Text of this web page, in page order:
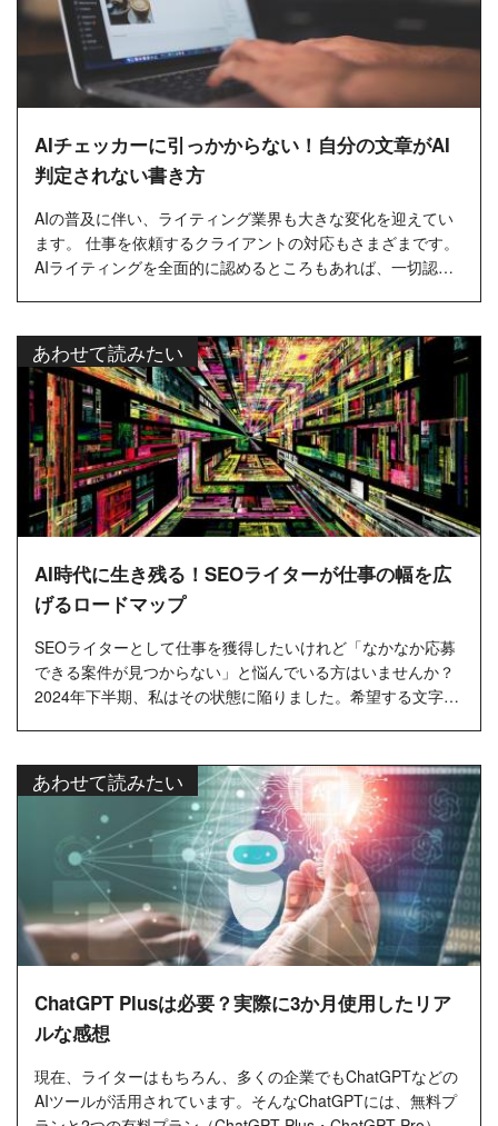
AIチェッカーに引っかからない！自分の文章がAI
判定されない書き方
AIの普及に伴い、ライティング業界も大きな変化を迎えてい
ます。 仕事を依頼するクライアントの対応もさまざまです。
AIライティングを全面的に認めるところもあれば、一切認め
あわせて読みたい
AI時代に生き残る！SEOライターが仕事の幅を広
げるロードマップ
SEOライターとして仕事を獲得したいけれど「なかなか応募
できる案件が見つからない」と悩んでいる方はいませんか？
2024年下半期、私はその状態に陥りました。希望する文字単
あわせて読みたい
ChatGPT Plusは必要？実際に3か月使用したリア
ルな感想
現在、ライターはもちろん、多くの企業でもChatGPTなどの
AIツールが活用されています。そんなChatGPTには、無料プ